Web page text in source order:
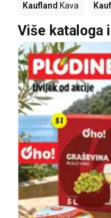
Kaufland Kava
Više kataloga